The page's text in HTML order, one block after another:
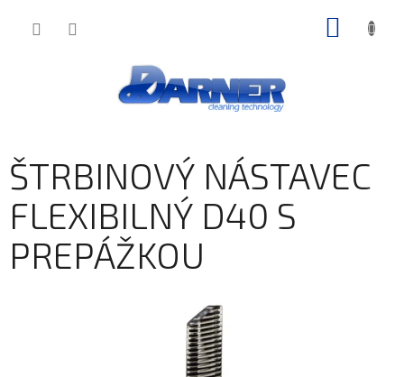
ŠTRBINOVÝ NÁSTAVEC
FLEXIBILNÝ D40 S
PREPÁŽKOU